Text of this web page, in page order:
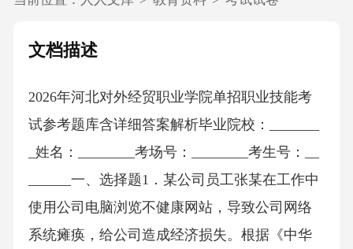
文档描述
2026年河北对外经贸职业学院单招职业技能考
试参考题库含详细答案解析毕业院校：_______
_姓名：________考场号：________考生号：__
______一、选择题1．某公司员工张某在工作中
使用公司电脑浏览不健康网站，导致公司网络
系统瘫痪，给公司造成经济损失。根据《中华